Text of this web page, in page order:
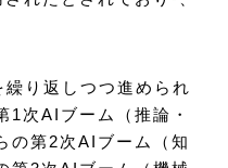
り返しつつ進められ
1次AIブーム（推論・
の第2次AIブーム（知